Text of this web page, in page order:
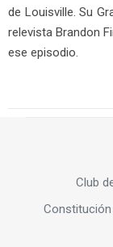
de Louisville. Su
relevista Brandon
ese episodio.
Club
Constitución